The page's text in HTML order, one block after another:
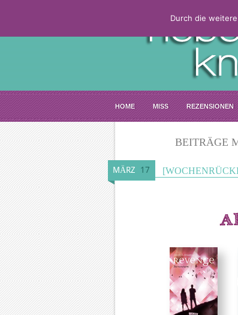
HOME MISS REZENSIONEN
BEITRÄGE
MÄRZ 17
Durch die